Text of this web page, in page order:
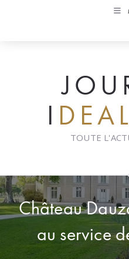
I DEAL
TOUTE
Château
au service